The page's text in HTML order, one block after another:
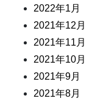
2022年1月
2021年12月
2021年11月
2021年10月
2021年9月
2021年8月